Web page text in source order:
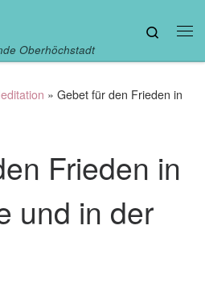
Oberhöchstadt
Search
» Gebet für den Frieden in
Frieden in
und in der